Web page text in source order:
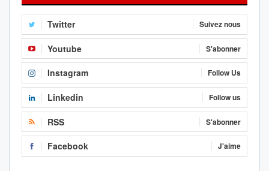
Twitter Suivez nous
Youtube S'abonner
Instagram Follow Us
Linkedin Follow us
RSS S'abonner
Facebook J'aime